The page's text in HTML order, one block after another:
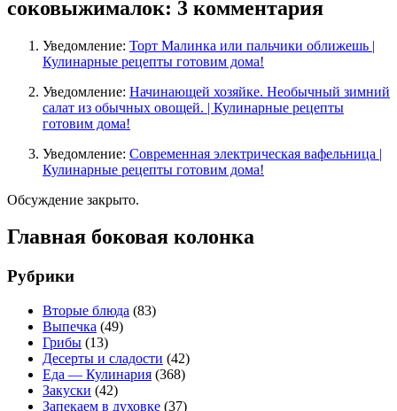
соковыжималок: 3 комментария
Уведомление: Торт Малинка или пальчики оближешь |
Кулинарные рецепты готовим дома!
Уведомление: Начинающей хозяйке. Необычный зимний
салат из обычных овощей. | Кулинарные рецепты
готовим дома!
Уведомление: Современная электрическая вафельница |
Кулинарные рецепты готовим дома!
Обсуждение закрыто.
Главная боковая колонка
Рубрики
Вторые блюда (83)
Выпечка (49)
Грибы (13)
Десерты и сладости (42)
Еда — Кулинария (368)
Закуски (42)
Запекаем в духовке (37)